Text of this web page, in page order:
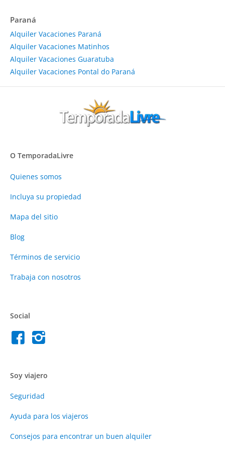
Paraná
Alquiler Vacaciones Paraná
Alquiler Vacaciones Matinhos
Alquiler Vacaciones Guaratuba
Alquiler Vacaciones Pontal do Paraná
O TemporadaLivre
Quienes somos
Incluya su propiedad
Mapa del sitio
Blog
Términos de servicio
Trabaja con nosotros
Social
Soy viajero
Seguridad
Ayuda para los viajeros
Consejos para encontrar un buen alquiler